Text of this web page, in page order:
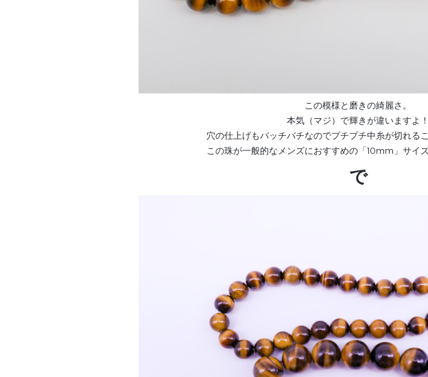
この模様と磨きの綺麗さ。
本気（マジ）で輝きが違いますよ！
穴の仕上げもバッチバチなのでプチプチ中糸が切れる
この珠が一般的なメンズにおすすめの「10mm」サイ
で